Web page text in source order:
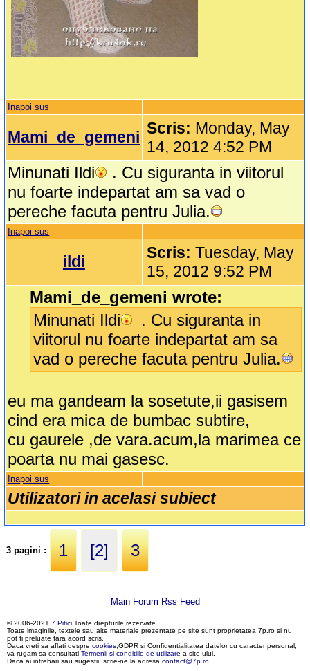
Inapoi sus
Mami_de_gemeni Scris: Monday, May
14, 2012 4:52 PM
Minunati Ildi
. Cu siguranta in viitorul
nu foarte indepartat am sa vad o
pereche facuta pentru Julia.
Inapoi sus
ildi Scris:Tuesday, May
15, 2012 9:52 PM
Mami_de_gemeni wrote:
Minunati Ildi
. Cu siguranta in
viitorul nu foarte indepartat am sa
vad o pereche facuta pentru Julia.
eu ma gandeam la sosetute,ii gasisem
cind era mica de bumbac subtire,
cu gaurele ,de vara.acum,la marimea ce
poarta nu mai gasesc.
Inapoi sus
Utilizatori in acelasi subiect
3 pagini : 1 [2] 3
Main Forum Rss Feed
© 2006-2021 7 Pitici.Toate drepturile rezervate.
Toate imaginile, textele sau alte materiale prezentate pe site sunt proprietatea 7p.ro si nu
pot fi preluate fara acord scris.
Daca vreti sa aflati despre cookies,GDPR si Confidentialitatea datelor cu caracter personal,
va rugam sa consultati Termenii si conditiile de utilizare a site-ului.
Daca ai intrebari sau sugestii, scrie-ne la adresa contact@7p.ro.